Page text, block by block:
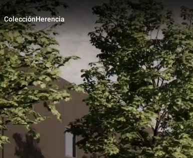
ColecciónHerencia